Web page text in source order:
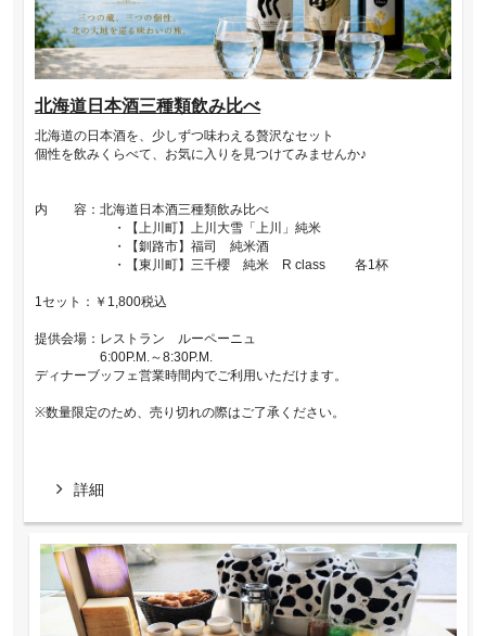
北海道日本酒三種類飲み比べ
北海道の日本酒を、少しずつ味わえる贅沢なセット
個性を飲みくらべて、お気に入りを見つけてみませんか♪
内 容：北海道日本酒三種類飲み比べ
・【上川町】上川大雪「上川」純米
・【釧路市】福司 純米酒
・【東川町】三千櫻 純米 R class 各1杯
1セット：￥1,800税込
提供会場：レストラン ルーペーニュ
6:00P.M.～8:30P.M.
ディナーブッフェ営業時間内でご利用いただけます。
※数量限定のため、売り切れの際はご了承ください。
詳細